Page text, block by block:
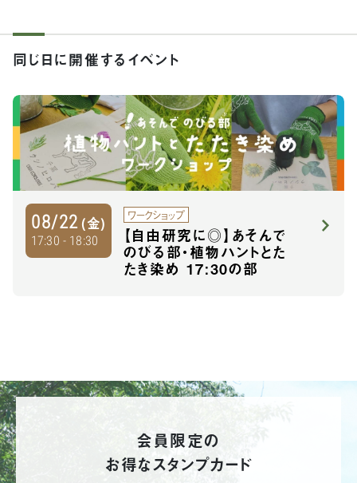
同じ日に開催するイベント
08/22 (金)
17:30 - 18:30
ワークショップ
【自由研究に◎】あそんで
のびる部・植物ハントとた
たき染め 17:30の部
会員限定の
お得なスタンプカード